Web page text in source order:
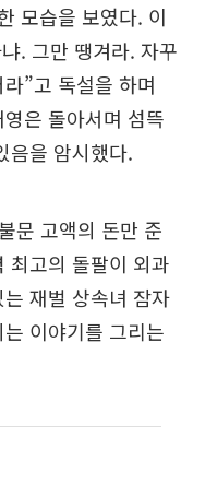
모습을 보였다. 이
. 그만 땡겨라. 자꾸
”고 독설을 하며
은 돌아서며 섬뜩
음을 암시했다.
문 고액의 돈만 준
최고의 돌팔이 외과
재벌 상속녀 잠자
이야기를 그리는